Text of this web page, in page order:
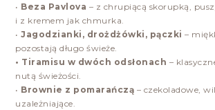
• Beza Pavlova – z chrupiącą skorupką,
i z kremem jak chmurka.
• Jagodzianki, drożdżówki, pączki–
pozostają długo świeże.
• Tiramisu w dwóch odsłonach –
nutą świeżości.
• Brownie z pomarańczą – czekoladowe,
uzależniające.